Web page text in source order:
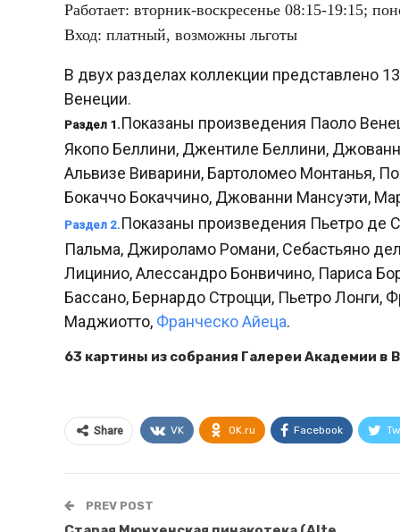
Работает: вторник-воскресенье 08:15-19:15;
Вход: платный, возможны льготы
В двух разделах коллекции представлено
Венеции.
Раздел 1. Показаны произведения Паоло
Якопо Беллини, Джентиле Беллини,
Альвизе Виварини, Бартоломео Монтанья,
Бокаччо Бокаччино, Джованни Мансуэти,
Раздел 2. Показаны произведения Пьетро де
Пальма, Джироламо Романи, Себастьяно
Лицинио, Алессандро Бонвичино, Париса
Бассано, Бернардо Строцци, Пьетро Лонги,
Маджиотто, Франческо Айеца.
63 картины из собрания Галереи Академии в
Share VK OK.ru Facebook
PREV POST